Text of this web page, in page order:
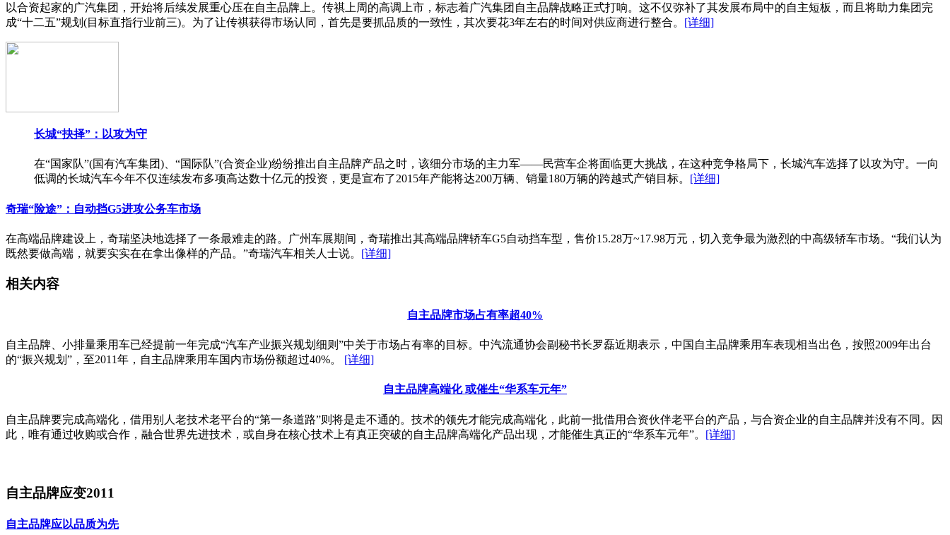
以合资起家的广汽集团，开始将后续发展重心压在自主品牌上。传祺上周的高调上市，标志着广汽集团自主品牌战略正式打响。这不仅弥补了其发展布局中的自主短板，而且将助力集团完
成“十二五”规划(目标直指行业前三)。为了让传祺获得市场认同，首先是要抓品质的一致性，其次要花3年左右的时间对供应商进行整合。 [详细]
长城“抉择”：以攻为守
在“国家队”(国有汽车集团)、“国际队”(合资企业)纷纷推出自主品牌产品之时，该细分市场的主力军——民营车企将面临更大挑战，在这种竞争格局下，长城汽车选择了以攻为守。一向
低调的长城汽车今年不仅连续发布多项高达数十亿元的投资，更是宣布了2015年产能将达200万辆、销量180万辆的跨越式产销目标。 [详细]
奇瑞“险途”：自动挡G5进攻公务车市场
在高端品牌建设上，奇瑞坚决地选择了一条最难走的路。广州车展期间，奇瑞推出其高端品牌轿车G5自动挡车型，售价15.28万~17.98万元，切入竞争最为激烈的中高级轿车市场。“我们认为
既然要做高端，就要实实在在拿出像样的产品。”奇瑞汽车相关人士说。 [详细]
相关内容
自主品牌市场占有率超40%
自主品牌、小排量乘用车已经提前一年完成“汽车产业振兴规划细则”中关于市场占有率的目标。中汽流通协会副秘书长罗磊近期表示，中国自主品牌乘用车表现相当出色，按照2009年出台
的“振兴规划”，至2011年，自主品牌乘用车国内市场份额超过40%。 [详细]
自主品牌高端化 或催生“华系车元年”
自主品牌要完成高端化，借用别人老技术老平台的“第一条道路”则将是走不通的。技术的领先才能完成高端化，此前一批借用合资伙伴老平台的产品，与合资企业的自主品牌并没有不同。因
此，唯有通过收购或合作，融合世界先进技术，或自身在核心技术上有真正突破的自主品牌高端化产品出现，才能催生真正的“华系车元年”。 [详细]
自主品牌应变2011
自主品牌应以品质为先